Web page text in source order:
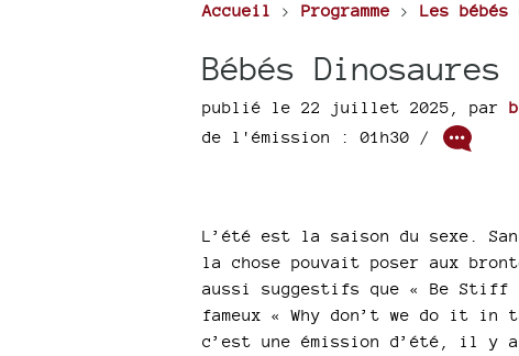
Accueil > Programme > Les bébés
Bébés
publié le 22 juillet 2025 par
de l'émission : 01h30 /
L’été est la saison du sexe.
la chose pouvait poser aux
aussi suggestifs que « Be Stiff
fameux « Why don’t we do it in
c’est une émission d’été, il y